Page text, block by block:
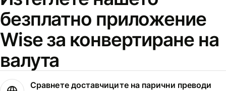
безплатно приложение
Wise за конвертиране на
валута
Сравнете доставчиците на парични преводи